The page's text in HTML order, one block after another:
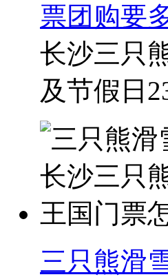
票团购要
长沙三只
及节假日
三只熊滑